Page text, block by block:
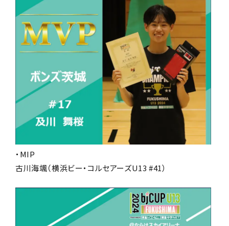
・MIP
古川海颯（横浜ビー・コルセアーズU13 #41）